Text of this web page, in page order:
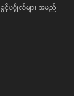
င့်ပုဂ္ဂိုလ်များ အမည်